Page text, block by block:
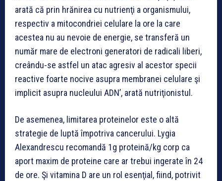
arată că prin hrănirea cu nutrienţi a organismului,
respectiv a mitocondriei celulare la ore la care
acestea nu au nevoie de energie, se transferă un
număr mare de electroni generatori de radicali liberi,
creându-se astfel un atac agresiv al acestor specii
reactive foarte nocive asupra membranei celulare şi
implicit asupra nucleului ADN’, arată nutriţionistul.
De asemenea, limitarea proteinelor este o altă
strategie de luptă împotriva cancerului. Lygia
Alexandrescu recomandă 1g proteină/kg corp ca
aport maxim de proteine care ar trebui ingerate în 24
de ore. Şi vitamina D are un rol esenţial, fiind, potrivit